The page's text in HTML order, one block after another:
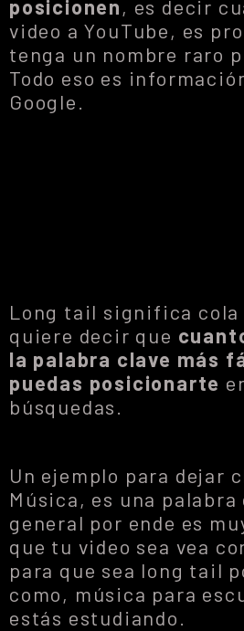
posicionen, es decir
video a YouTube, es
tenga un nombre raro
Todo eso es
Google.
Long tail significa cola
quiere decir que
la palabra clave más
puedas posicionarte
búsquedas.
Un ejemplo para dejar
Música, es una palabra
general por ende es
que tu video sea vea
para que sea long tail
como, música para
estás estudiando.